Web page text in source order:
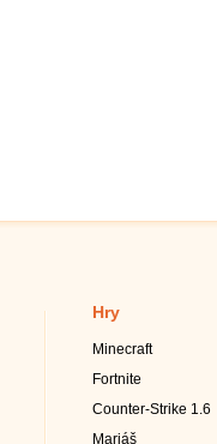
Hry
Minecraft
Fortnite
Counter-Strike 1.6
Mariáš